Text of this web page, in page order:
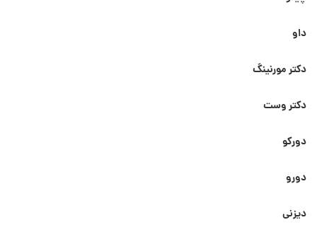
داو
دکتر مورنینگ
دکتر وست
دورکو
دورو
دیزنی